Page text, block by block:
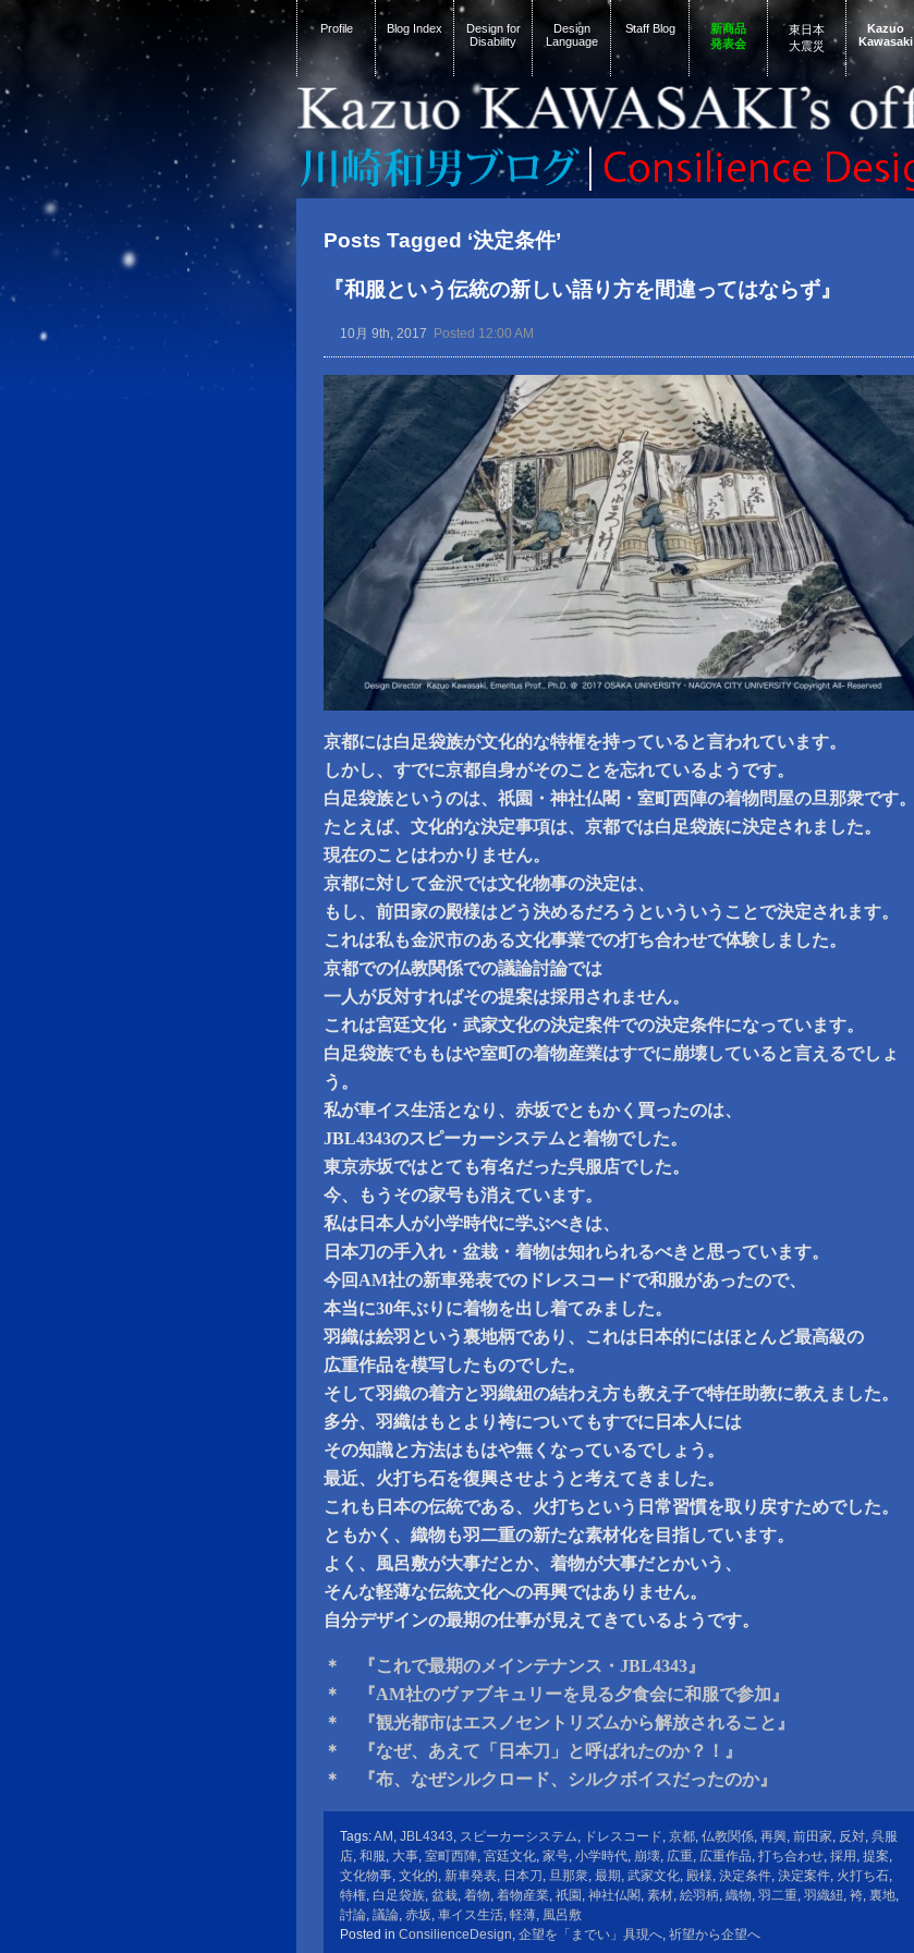
Profile Blog Index
Design for
Disability
Design
Language
Staff Blog
新商品
発表会
東日本
大震災
Kazuo
Kawasaki
Posts Tagged ‘決定条件’
『和服という伝統の新しい語り方を間違ってはならず』
10月 9th, 2017 Posted 12:00 AM
京都には白足袋族が文化的な特権を持っていると言われています。
しかし、すでに京都自身がそのことを忘れているようです。
白足袋族というのは、祇園・神社仏閣・室町西陣の着物問屋の旦那衆です。
たとえば、文化的な決定事項は、京都では白足袋族に決定されました。
現在のことはわかりません。
京都に対して金沢では文化物事の決定は、
もし、前田家の殿様はどう決めるだろうといういうことで決定されます。
これは私も金沢市のある文化事業での打ち合わせで体験しました。
京都での仏教関係での議論討論では
一人が反対すればその提案は採用されません。
これは宮廷文化・武家文化の決定案件での決定条件になっています。
白足袋族でももはや室町の着物産業はすでに崩壊していると言えるでしょ
う。
私が車イス生活となり、赤坂でともかく買ったのは、
JBL4343のスピーカーシステムと着物でした。
東京赤坂ではとても有名だった呉服店でした。
今、もうその家号も消えています。
私は日本人が小学時代に学ぶべきは、
日本刀の手入れ・盆栽・着物は知れられるべきと思っています。
今回AM社の新車発表でのドレスコードで和服があったので、
本当に30年ぶりに着物を出し着てみました。
羽織は絵羽という裏地柄であり、これは日本的にはほとんど最高級の
広重作品を模写したものでした。
そして羽織の着方と羽織紐の結わえ方も教え子で特任助教に教えました。
多分、羽織はもとより袴についてもすでに日本人には
その知識と方法はもはや無くなっているでしょう。
最近、火打ち石を復興させようと考えてきました。
これも日本の伝統である、火打ちという日常習慣を取り戻すためでした。
ともかく、織物も羽二重の新たな素材化を目指しています。
よく、風呂敷が大事だとか、着物が大事だとかいう、
そんな軽薄な伝統文化への再興ではありません。
自分デザインの最期の仕事が見えてきているようです。
＊ 『これで最期のメインテナンス・JBL4343』
＊ 『AM社のヴァブキュリーを見る夕食会に和服で参加』
＊ 『観光都市はエスノセントリズムから解放されること』
＊ 『なぜ、あえて「日本刀」と呼ばれたのか？！』
＊ 『布、なぜシルクロード、シルクボイスだったのか』
Tags:AM , JBL4343, スピーカーシステム, ドレスコード, 京都, 仏教関係, 再興, 前田家, 反対, 呉服
店, 和服, 大事, 室町西陣, 宮廷文化, 家号, 小学時代, 崩壊, 広重, 広重作品, 打ち合わせ, 採用 , 提案,
文化物事, 文化的, 新車発表, 日本刀, 旦那衆, 最期, 武家文化, 殿様, 決定条件, 決定案件, 火打ち石,
特権, 白足袋族, 盆栽, 着物, 着物産業, 祇園 , 神社仏閣, 素材, 絵羽柄, 織物, 羽二重, 羽織紐, 袴, 裏地,
討論, 議論, 赤坂, 車イス生活, 軽薄, 風呂敷
Posted in ConsilienceDesign, 企望を「までい」具現へ, 祈望から企望へ